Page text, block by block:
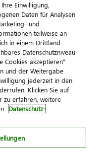
eG
AGB Kontakt
Einwilligung,
Daten für Analysen
und
teilweise an
in einem Drittland
Datenschutzniveau
Cookies akzeptieren"
und der Weitergabe
jederzeit in den
Klicken Sie auf
zu erfahren, weitere
Datenschutz-